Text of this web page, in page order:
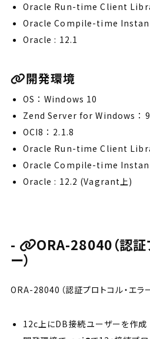
Oracle Run-time Client
Oracle Compile-time
Oracle : 12.1
開発環境
OS ： Windows 10
Zend Server for Windows ：
OCI8 ： 2.1.8
Oracle Run-time Client
Oracle Compile-time
Oracle : 12.2 (Vagrant上)
ORA-28040（認証
ー）
ORA-28040（認証プロトコル・エラ
12c上にDB接続ユーザーを作成